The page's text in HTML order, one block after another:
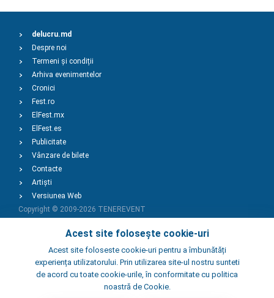
Acest site folosește cookie-uri
Acest site foloseste cookie-uri pentru a îmbunătăți
experiența utilizatorului. Prin utilizarea site-ul nostru sunteti
de acord cu toate cookie-urile, în conformitate cu politica
noastră de Cookie.
delucru.md
Despre noi
Termeni și condiții
Arhiva evenimentelor
Cronici
Fest.ro
ElFest.mx
ElFest.es
Publicitate
Vânzare de bilete
Contacte
Artiști
Versiunea Web
Copyright © 2009-2026 TENEREVENT
Adaugă Eveniment
Adaugă Local